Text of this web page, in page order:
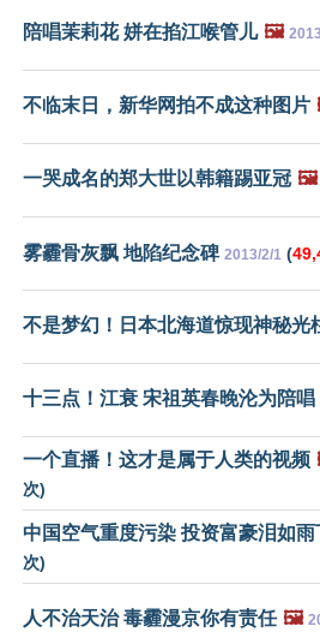
陪唱茉莉花 姘在掐江喉管儿 🖼️
不临末日，新华网拍不成这种图片
一哭成名的郑大世以韩籍踢亚冠 🖼️
雾霾骨灰飘 地陷纪念碑 2013/2/1 (
不是梦幻！日本北海道惊现神秘光
十三点！江衰 宋祖英春晚沦为陪唱
一个直播！这才是属于人类的视频
次)
中国空气重度污染 投资富豪泪如雨
次)
人不治天治 毒霾漫京你有责任 🖼️